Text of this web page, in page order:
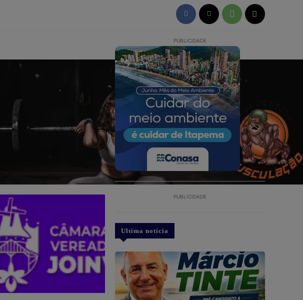
PUBLICIDADE
PUBLICIDADE
Ultima notícia